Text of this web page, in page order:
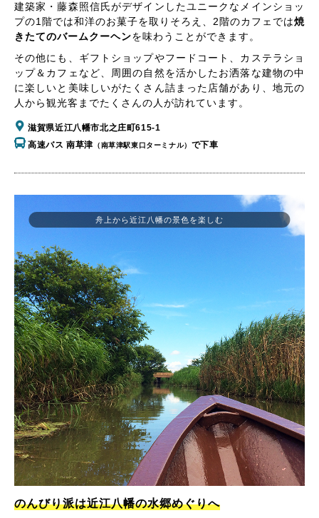
建築家・藤森照信氏がデザインしたユニークなメインショッ
プの1階では和洋のお菓子を取りそろえ、2階のカフェでは焼
きたてのバームクーヘンを味わうことができます。
その他にも、ギフトショップやフードコート、カステラショ
ップ＆カフェなど、周囲の自然を活かしたお洒落な建物の中
に楽しいと美味しいがたくさん詰まった店舗があり、地元の
人から観光客までたくさんの人が訪れています。
滋賀県近江八幡市北之庄町615-1
高速バス 南草津 （南草津駅東口ターミナル） で下車
のんびり派は近江八幡の水郷めぐりへ
舟上から近江八幡の景色を楽しむ